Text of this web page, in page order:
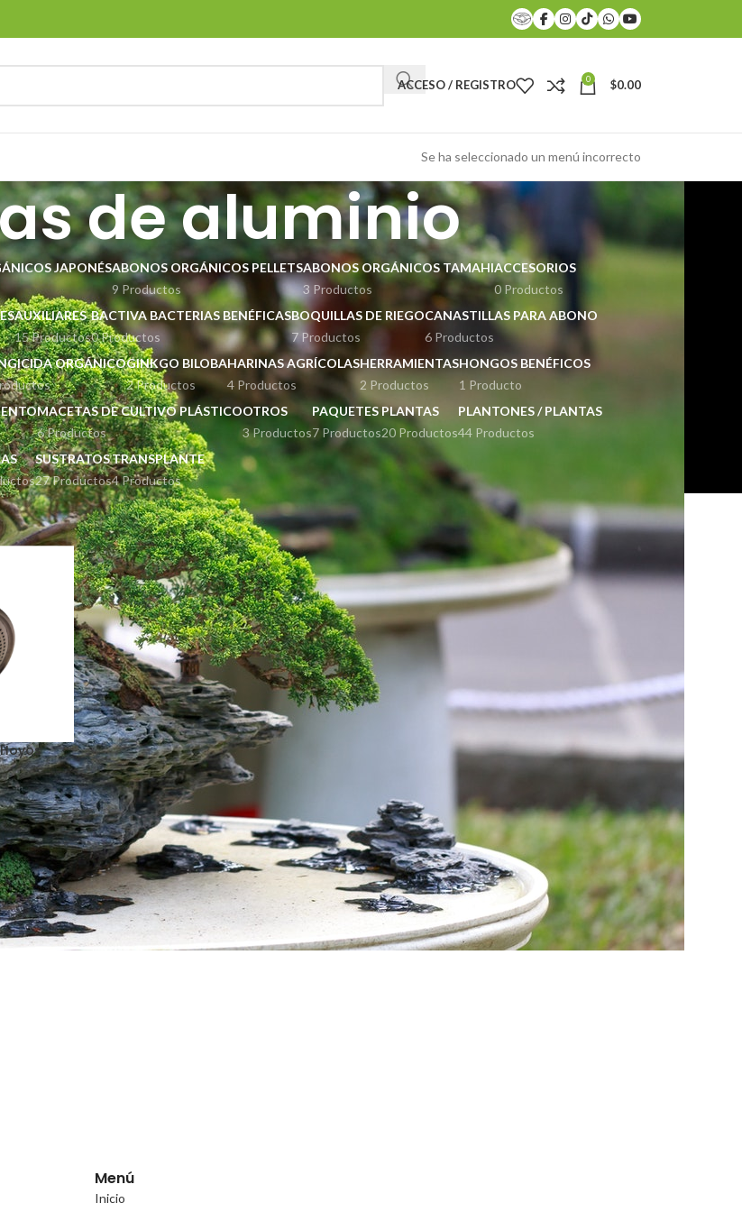
ACCESO / REGISTRO 0 $0.00
Se ha seleccionado un menú incorrecto
de aluminio
JAPONÉSABONOS ORGÁNICOS PELLETS
9 Productos
ABONOS ORGÁNICOS TAMAHI
3 Productos
ACCESORIOS
0 Productos
AUXILIARES
15 Productos
BACTIVA BACTERIAS BENÉFICAS
0 Productos
BOQUILLAS DE RIEGO
7 Productos
CANASTILLAS PARA ABONO
6 Productos
ORGÁNICOGINKGO BILOBA
2 Productos
HARINAS AGRÍCOLAS
4 Productos
HERRAMIENTAS
2 Productos
HONGOS BENÉFICOS
1 Producto
MACETAS DE CULTIVO PLÁSTICO
6 Productos
OTROS
3 Productos
PAQUETES
7 Productos
PLANTAS
20 Productos
PLANTONES / PLANTAS
44 Productos
SUSTRATOS
27 Productos
TRANSPLANTE
4 Productos
de aluminio” Mostrar 9 18
Menú
Inicio